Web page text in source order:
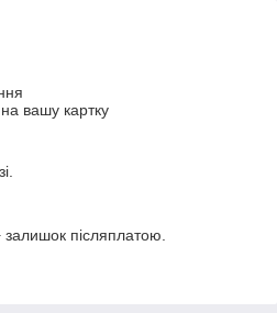
вашу картку
післяплатою.